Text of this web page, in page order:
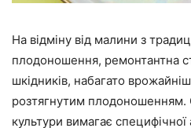
На відміну від малини з
плодоношення, ремонтантна
шкідників, набагато
розтягнутим плодоношенням.
культури вимагає